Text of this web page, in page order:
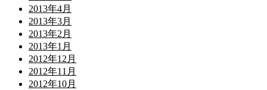
2013年4月
2013年3月
2013年2月
2013年1月
2012年12月
2012年11月
2012年10月